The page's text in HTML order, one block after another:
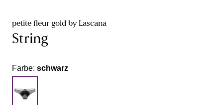
petite fleur gold by Lascana
String
Farbe: schwarz